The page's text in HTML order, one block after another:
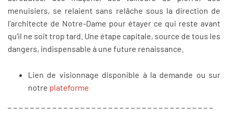
menuisiers, se relaient sans relâche sous la direction de
l’architecte de Notre-Dame pour étayer ce qui reste avant
qu’il ne soit trop tard. Une étape capitale, source de tous les
dangers, indispensable à une future renaissance.
Lien de visionnage disponible à la demande ou sur
notre plateforme